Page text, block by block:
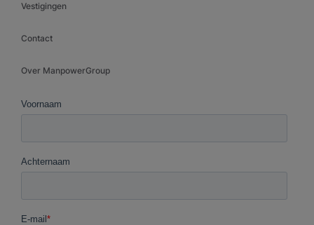
Vestigingen
Contact
Over ManpowerGroup